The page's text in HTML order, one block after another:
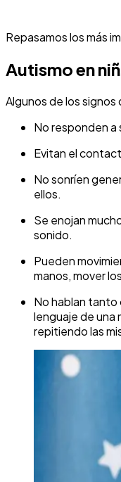
Repasamos los más
Autismo en
Algunos de los
No responden a
Evitan el
No sonríen
ellos.
Se enojan
sonido.
Pueden
manos, mover
No hablan tanto
lenguaje de una
repitiendo las